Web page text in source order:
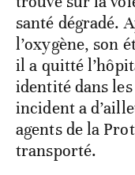
santé dégradé.
l’oxygène, son
il a quitté
identité dans
incident a
agents de la
transporté.